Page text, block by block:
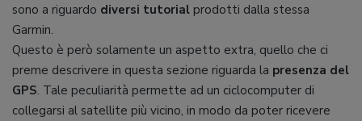
sono a riguardo diversi tutorial prodotti dalla stessa
Garmin.
Questo è però solamente un aspetto extra, quello che ci
preme descrivere in questa sezione riguarda la presenza del
GPS. Tale peculiarità permette ad un ciclocomputer di
collegarsi al satellite più vicino, in modo da poter ricevere